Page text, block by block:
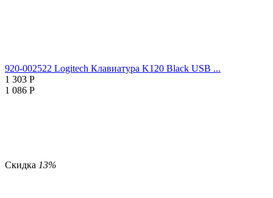
920-002522 Logitech Клавиатура K120 Black USB ...
1 303 Р
1 086 Р
Скидка 13%